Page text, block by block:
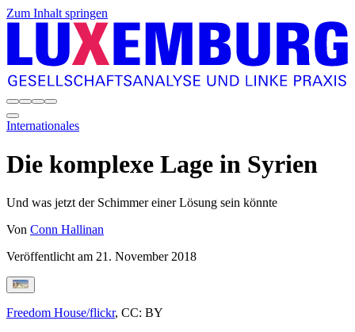
Zum Inhalt springen
Internationales
Die komplexe Lage in Syrien
Und was jetzt der Schimmer einer Lösung sein könnte
Von Conn Hallinan
Veröffentlicht am 21. November 2018
Freedom House/flickr, CC: BY